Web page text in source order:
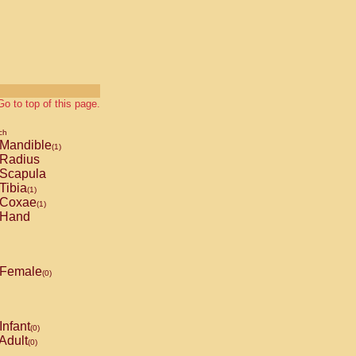
to top of this page.
Mandible(1)
Radius
Scapula
Tibia(1)
Coxae(1)
Hand
Female(0)
Infant(0)
(0)